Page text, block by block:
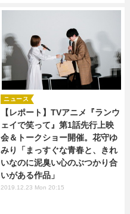
【レポート】TVアニメ『ランウ
ェイで笑って』第1話先行上映
会＆トークショー開催。花守ゆ
みり「まっすぐな青春と、きれ
いなのに泥臭い心のぶつかり合
いがある作品」
ニュース
2019.12.23 Mon 20:15